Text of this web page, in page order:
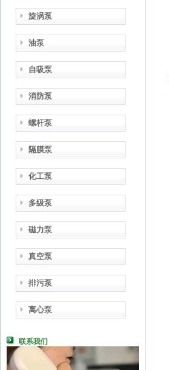
旋涡泵
油泵
自吸泵
消防泵
螺杆泵
隔膜泵
化工泵
多级泵
磁力泵
真空泵
排污泵
离心泵
联系我们